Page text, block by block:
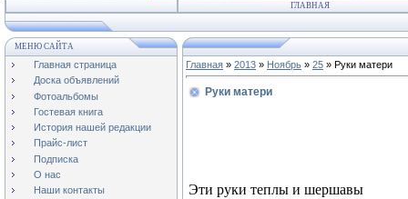
ГЛАВНАЯ
МЕНЮ САЙТА
Главная страница
Доска объявлений
Фотоальбомы
Гостевая книга
История нашей редакции
Прайс-лист
Подписка
О нас
Наши контакты
Главная » 2013 » Ноябрь » 25 » Руки матери
Руки матери
Эти руки теплы и шершавы